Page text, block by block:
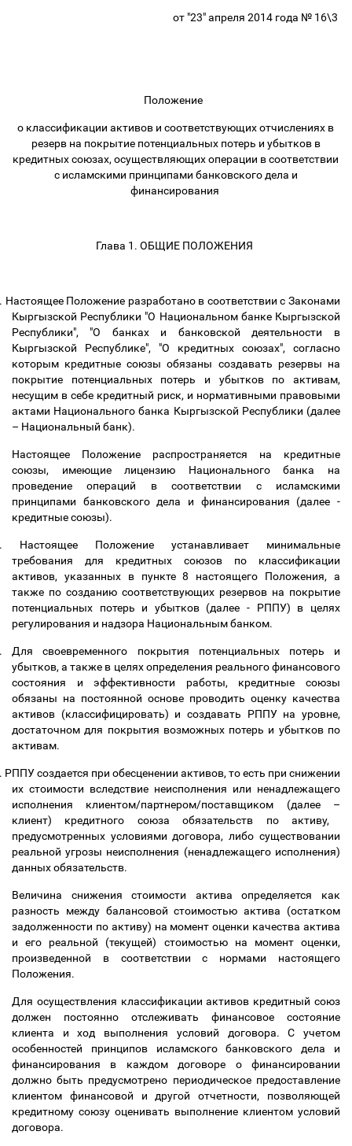
от "23" апреля 2014 года № 16\3
Положение
о классификации активов и соответствующих отчислениях в
резерв на покрытие потенциальных потерь и убытков в
кредитных союзах, осуществляющих операции в соответствии
с исламскими принципами банковского дела и
финансирования
Глава 1. ОБЩИЕ ПОЛОЖЕНИЯ
Настоящее Положение разработано в соответствии с Законами
Кыргызской Республики "О Национальном банке Кыргызской
Республики", "О банках и банковской деятельности в
Кыргызской Республике", "О кредитных союзах", согласно
которым кредитные союзы обязаны создавать резервы на
покрытие потенциальных потерь и убытков по активам,
несущим в себе кредитный риск, и нормативными правовыми
актами Национального банка Кыргызской Республики (далее
– Национальный банк).
Настоящее Положение распространяется на кредитные
союзы, имеющие лицензию Национального банка на
проведение операций в соответствии с исламскими
принципами банковского дела и финансирования (далее -
кредитные союзы).
Настоящее Положение устанавливает минимальные
требования для кредитных союзов по классификации
активов, указанных в пункте 8 настоящего Положения, а
также по созданию соответствующих резервов на покрытие
потенциальных потерь и убытков (далее - РППУ) в целях
регулирования и надзора Национальным банком.
Для своевременного покрытия потенциальных потерь и
убытков, а также в целях определения реального финансового
состояния и эффективности работы, кредитные союзы
обязаны на постоянной основе проводить оценку качества
активов (классифицировать) и создавать РППУ на уровне,
достаточном для покрытия возможных потерь и убытков по
активам.
РППУ создается при обесценении активов, то есть при снижении
их стоимости вследствие неисполнения или ненадлежащего
исполнения клиентом/партнером/поставщиком (далее –
клиент) кредитного союза обязательств по активу,
предусмотренных условиями договора, либо существовании
реальной угрозы неисполнения (ненадлежащего исполнения)
данных обязательств.
Величина снижения стоимости актива определяется как
разность между балансовой стоимостью актива (остатком
задолженности по активу) на момент оценки качества актива
и его реальной (текущей) стоимостью на момент оценки,
произведенной в соответствии с нормами настоящего
Положения.
Для осуществления классификации активов кредитный союз
должен постоянно отслеживать финансовое состояние
клиента и ход выполнения условий договора. С учетом
особенностей принципов исламского банковского дела и
финансирования в каждом договоре о финансировании
должно быть предусмотрено периодическое предоставление
клиентом финансовой и другой отчетности, позволяющей
кредитному союзу оценивать выполнение клиентом условий
договора.